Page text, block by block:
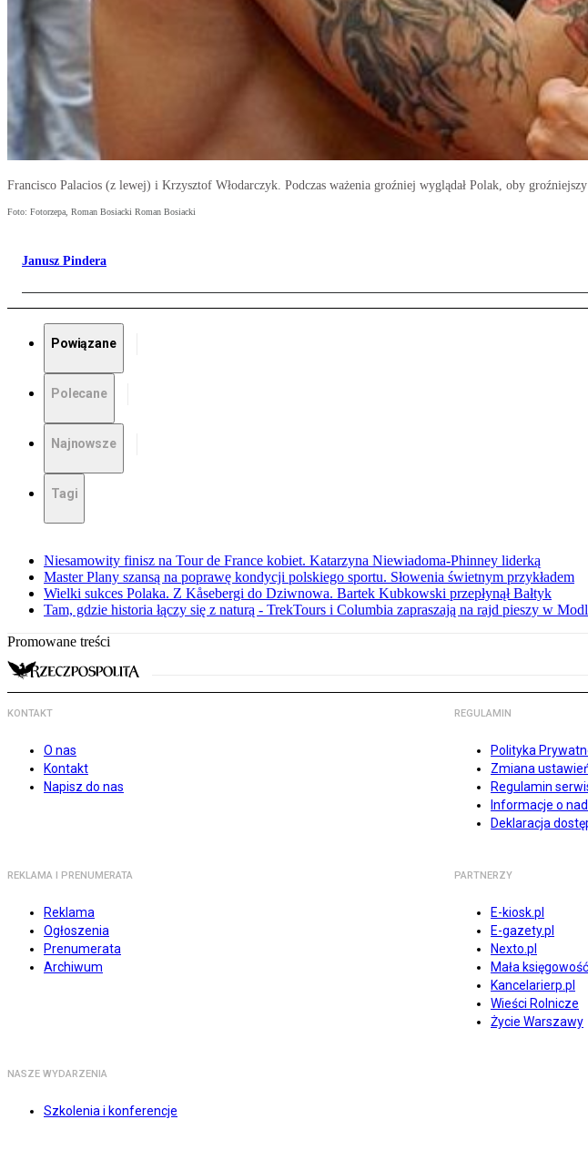
Francisco Palacios (z lewej) i Krzysztof Włodarczyk. Podczas ważenia groźniej wyglądał Polak, oby
Foto: Fotorzepa, Roman Bosiacki Roman Bosiacki
Janusz Pindera
Powiązane
Polecane
Najnowsze
Tagi
Niesamowity finisz na Tour de France kobiet. Katarzyna Niewiadoma-Phinney liderką
Master Plany szansą na poprawę kondycji polskiego sportu. Słowenia świetnym przykładem
Wielki sukces Polaka. Z Kåsebergi do Dziwnowa. Bartek Kubkowski przepłynął Bałtyk
Tam, gdzie historia łączy się z naturą - TrekTours i Columbia zapraszają na rajd pieszy w
Promowane treści
KONTAKT
O nas
Kontakt
Napisz do nas
REGULAMIN
Polityka
Zmiana
Regulamin
Informacje o
Deklaracja
REKLAMA I PRENUMERATA
Reklama
Ogłoszenia
Prenumerata
Archiwum
PARTNERZY
E-kiosk.pl
E-gazety.pl
Nexto.pl
Mała księgowość
Kancelarierp.pl
Wieści Rolnicze
Życie Warszawy
NASZE WYDARZENIA
Szkolenia i konferencje